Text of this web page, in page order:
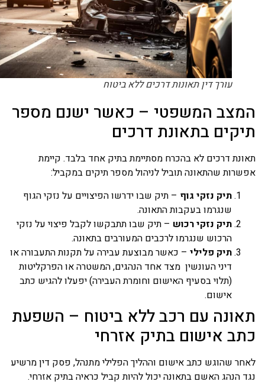
עורך דין תאונות דרכים ללא ביטוח
המשפטי – כאשר ישנם מספר
בתאונת דרכים
דרכים לא בהכרח מסתיימת בתיק אחד בלבד. קיימת
שהתאונה תוביל לניהול מספר תיקים במקביל:
תיק נזקי גוף – תיק שבו ידרשו הפיצויים על נזקי הגוף
שנגרמו בעקבות התאונה.
תיק נזקי רכוש– תיק שבו תתבקשו לקבל פיצוי על נזקי
הרכוש שנגרמו לרכבים המעורבים בתאונה.
תיק פלילי– כאשר מבוצעת עבירה על תקנות התעבורה או
דיני העונשין מצד אחד הנהגים, המשטרה או הפרקליטות
(תלוי בסעיף האישום וחומרת העבירה) יפעלו להגיש כתב
אישום.
עם רכב ללא ביטוח – השפעת
אישום בתיק אזרחי
שהוגש כתב אישום וההליך הפלילי מתנהל, פסק דין מרשיע
הנהג האשם בתאונה יכול להיות קביל כראיה בתיק אזרחי.